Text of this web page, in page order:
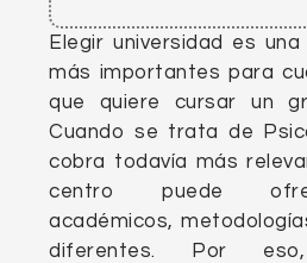
Elegir universidad es
más importantes para
que quiere cursar un
Cuando se trata de
cobra todavía más
centro puede
académicos,
diferentes. Por